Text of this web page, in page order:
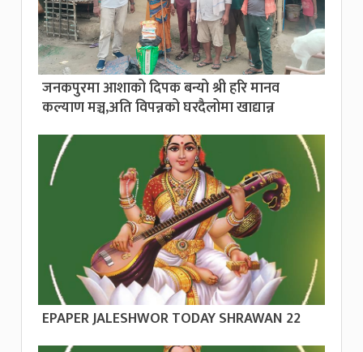
जनकपुरमा आशाको दिपक बन्यो श्री हरि मानव
कल्याण मञ्च,अति विपन्नको घरदैलोमा खाद्यान्न
EPAPER JALESHWOR TODAY SHRAWAN 22